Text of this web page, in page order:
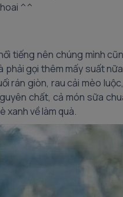
^^
tiếng nên chúng mình
gọi thêm mấy suất
rán giòn, rau cải mèo
chất, cả món sữa
xanh về làm quà.